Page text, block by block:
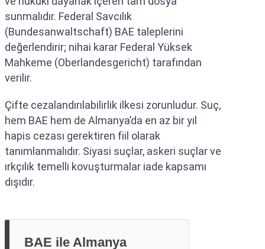
sunmalıdır. Federal Savcılık
(Bundesanwaltschaft) BAE taleplerini
değerlendirir; nihai karar Federal Yüksek
Mahkeme (Oberlandesgericht) tarafından
verilir.
Çifte cezalandırılabilirlik ilkesi zorunludur. Suç,
hem BAE hem de Almanya’da en az bir yıl
hapis cezası gerektiren fiil olarak
tanımlanmalıdır. Siyasi suçlar, askeri suçlar ve
ırkçılık temelli kovuşturmalar iade kapsamı
dışıdır.
BAE ile Almanya